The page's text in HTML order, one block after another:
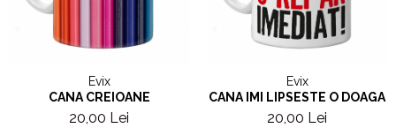
Evix
CANA CREIOANE
20,00 Lei
Evix
CANA IMI LIPSESTE O DOAGA
20,00 Lei